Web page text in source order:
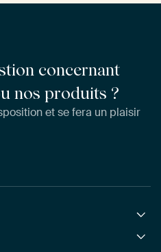
concernant
nos produits ?
et se fera un plaisir